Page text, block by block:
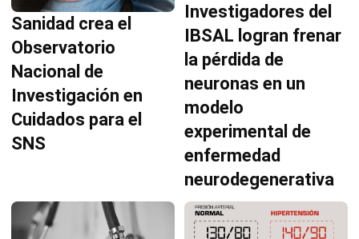
Sanidad crea el
Observatorio
Nacional de
Investigación en
Cuidados para el
SNS
Investigadores del
IBSAL logran frenar
la pérdida de
neuronas en un
modelo
experimental de
enfermedad
neurodegenerativa